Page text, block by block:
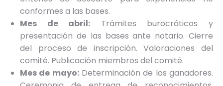
conformes a las bases.
Mes de abril: Trámites burocráticos y
presentación de las bases ante notario. Cierre
del proceso de inscripción. Valoraciones del
comité. Publicación miembros del comité.
Mes de mayo:Determinación de los ganadores.